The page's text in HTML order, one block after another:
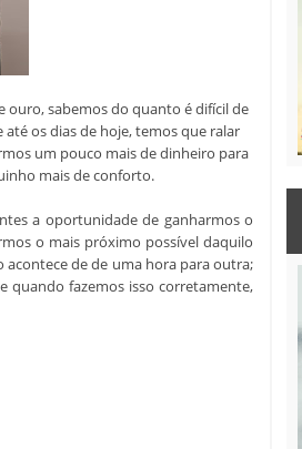
ouro, sabemos do quanto é difícil de
os dias de hoje, temos que ralar
um pouco mais de dinheiro para
mais de conforto.
a oportunidade de ganharmos o
o mais próximo possível daquilo
acontece de de uma hora para outra;
quando fazemos isso corretamente,